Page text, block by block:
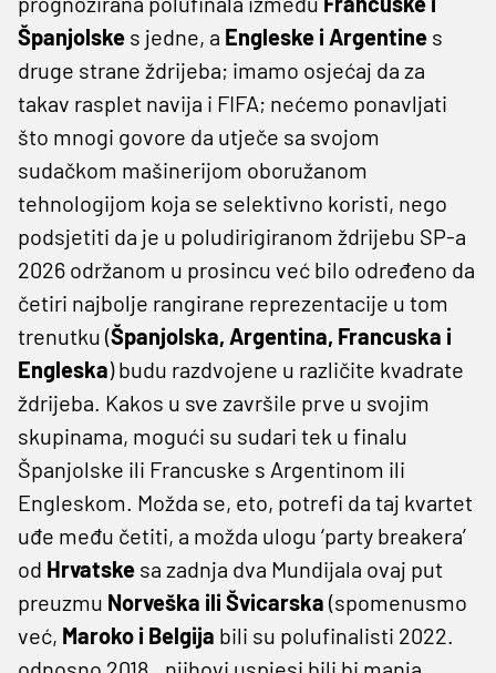
Španjolske s jedne, a Engleske i Argentine s
druge strane ždrijeba; imamo osjećaj da za
takav rasplet navija i FIFA; nećemo ponavljati
što mnogi govore da utječe sa svojom
sudačkom mašinerijom oboružanom
tehnologijom koja se selektivno koristi, nego
podsjetiti da je u poludirigiranom ždrijebu SP-a
2026 održanom u prosincu već bilo određeno da
četiri najbolje rangirane reprezentacije u tom
trenutku (Španjolska, Argentina, Francuska i
Engleska) budu razdvojene u različite kvadrate
ždrijeba. Kakos u sve završile prve u svojim
skupinama, mogući su sudari tek u finalu
Španjolske ili Francuske s Argentinom ili
Engleskom. Možda se, eto, potrefi da taj kvartet
uđe među četiti, a možda ulogu ‘party breakera’
od Hrvatske sa zadnja dva Mundijala ovaj put
preuzmu Norveška ili Švicarska (spomenusmo
već, Maroko i Belgija bili su polufinalisti 2022.